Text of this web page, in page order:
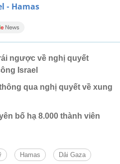
- Hamas
ngược về nghị quyết
Israel
qua nghị quyết về xung
bố hạ 8.000 thành viên
Hamas Dải Gaza